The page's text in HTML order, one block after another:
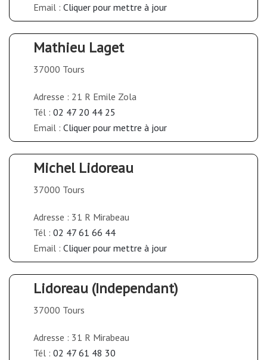
Email : Cliquer pour mettre à jour
Mathieu Laget
37000 Tours
Adresse : 21 R Emile Zola
Tél : 02 47 20 44 25
Email : Cliquer pour mettre à jour
Michel Lidoreau
37000 Tours
Adresse : 31 R Mirabeau
Tél : 02 47 61 66 44
Email : Cliquer pour mettre à jour
Lidoreau (Independant)
37000 Tours
Adresse : 31 R Mirabeau
Tél : 02 47 61 48 30